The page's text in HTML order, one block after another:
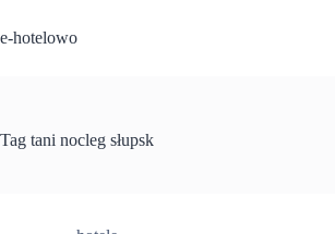
do
treści
e-hotelowo
Tag tani nocleg słupsk